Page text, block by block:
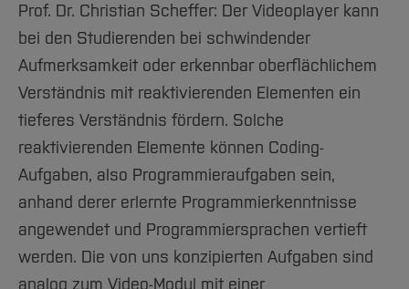
Prof. Dr. Christian Scheffer: Der Videoplayer kann
bei den Studierenden bei schwindender
Aufmerksamkeit oder erkennbar oberflächlichem
Verständnis mit reaktivierenden Elementen ein
tieferes Verständnis fördern. Solche
reaktivierenden Elemente können Coding-
Aufgaben, also Programmieraufgaben sein,
anhand derer erlernte Programmierkenntnisse
angewendet und Programmiersprachen vertieft
werden. Die von uns konzipierten Aufgaben sind
analog zum Video-Modul mit einer